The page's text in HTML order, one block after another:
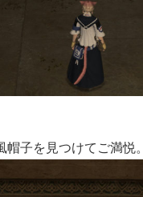
帽子を見つけてご満悦。